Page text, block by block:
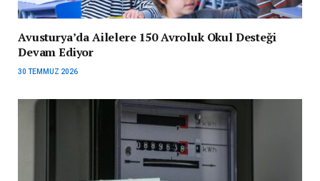
Avusturya’da Ailelere 150 Avroluk Okul Desteği
Devam Ediyor
30 TEMMUZ 2026